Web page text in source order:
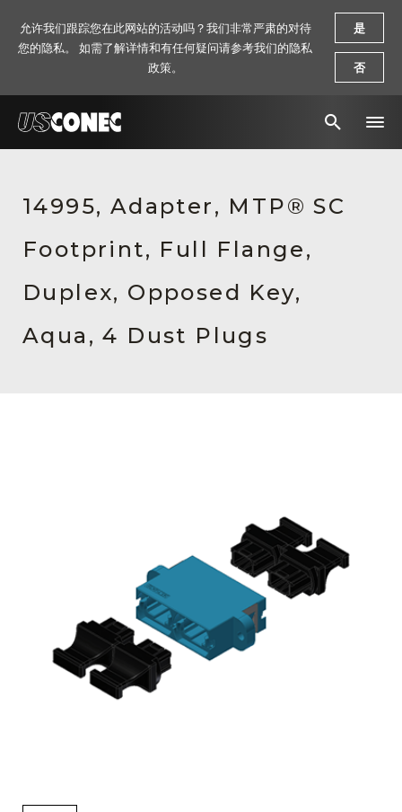
解决方案
产品
资源
关于我们
14995, Adapter, MTP® SC
Footprint, Full Flange,
Duplex, Opposed Key,
Aqua, 4 Dust Plugs
允许我们跟踪您在此网站的活动吗？我们非常严肃的对待
您的隐私。 如需了解详情和有任何疑问请参考我们的隐私
政策。
是
否